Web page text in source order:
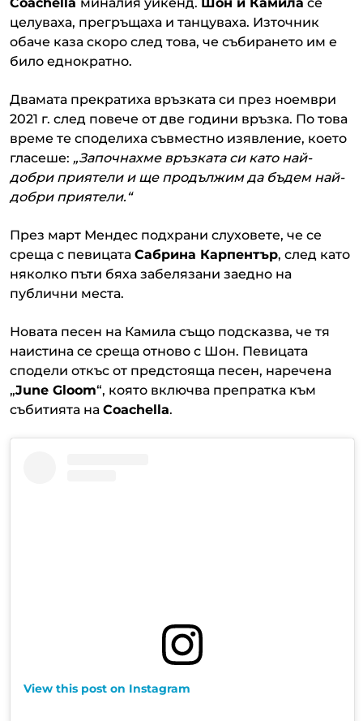
целуваха, прегръщаха и танцуваха. Източник
обаче каза скоро след това, че събирането им е
било еднократно.
Двамата прекратиха връзката си през ноември
2021 г. след повече от две години връзка. По това
време те споделиха съвместно изявление, което
гласеше: „Започнахме връзката си като най-
добри приятели и ще продължим да бъдем най-
добри приятели.“
През март Мендес подхрани слуховете, че се
среща с певицата Сабрина Карпентър, след като
няколко пъти бяха забелязани заедно на
публични места.
Новата песен на Камила също подсказва, че тя
наистина се среща отново с Шон. Певицата
сподели откъс от предстояща песен, наречена
„June Gloom“, която включва препратка към
събитията на Coachella.
View this post on Instagram